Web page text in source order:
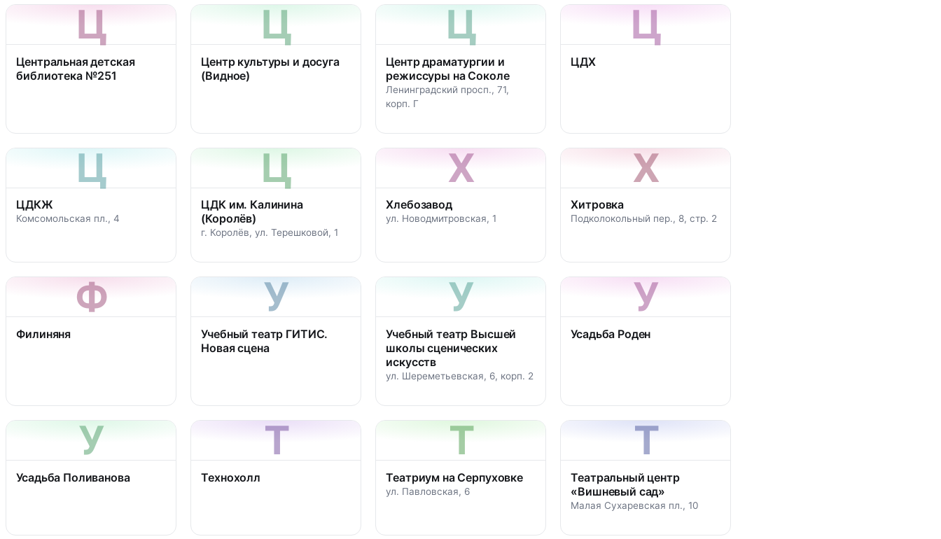
Ц
Центральная детская
библиотека №251
Ц
Центр культуры и досуга
(Видное)
Ц
Центр драматургии и
режиссуры на Соколе
Ленинградский просп., 71,
корп. Г
Ц
ЦДХ
Ц
ЦДКЖ
Комсомольская пл., 4
Ц
ЦДК им. Калинина
(Королёв)
г. Королёв, ул. Терешковой, 1
Х
Хлебозавод
ул. Новодмитровская, 1
Х
Хитровка
Подколокольный пер., 8, стр. 2
Ф
Филиняня
У
Учебный театр ГИТИС.
Новая сцена
У
Учебный театр Высшей
школы сценических
искусств
ул. Шереметьевская, 6, корп. 2
У
Усадьба Роден
У
Усадьба Поливанова
Т
Технохолл
Т
Театриум на Серпуховке
ул. Павловская, 6
Т
Театральный центр
«Вишневый сад»
Малая Сухаревская пл., 10